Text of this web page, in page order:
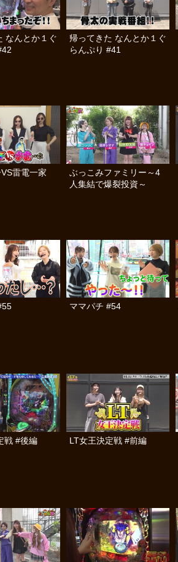
なんとか１ぐ
帰ってきた なんとか１ぐ
らんぷり #41
雷電一家
ぶっこみファミリー～4
人集結で爆裂投資～
ママパチ #54
戦 #後編 LT女王決定戦 #前編